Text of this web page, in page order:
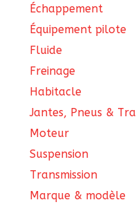
Échappement
Équipement pilote
Fluide
Freinage
Habitacle
Jantes, Pneus &
Moteur
Suspension
Transmission
Marque & modèle